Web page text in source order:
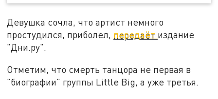
Девушка сочла, что артист немного
простудился, приболел, передаёт издание
"Дни.ру".
Отметим, что смерть танцора не первая в
"биографии" группы Little Big, а уже третья.